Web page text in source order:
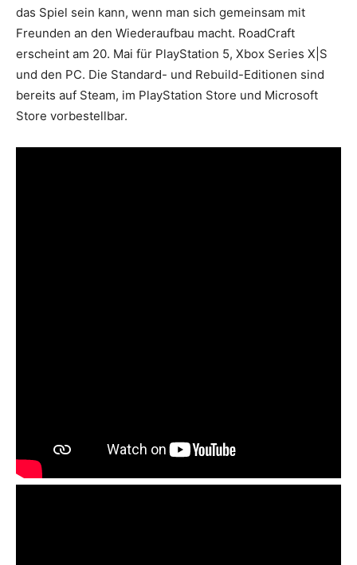
das Spiel sein kann, wenn man sich gemeinsam mit
Freunden an den Wiederaufbau macht. RoadCraft
erscheint am 20. Mai für PlayStation 5, Xbox Series X|S
und den PC. Die Standard- und Rebuild-Editionen sind
bereits auf Steam, im PlayStation Store und Microsoft
Store vorbestellbar.